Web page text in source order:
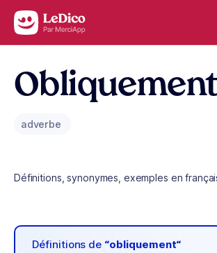
Aller au contenu
Obliquement
adverbe
Définitions, synonymes, exemples en
Définitions de “obliquement“